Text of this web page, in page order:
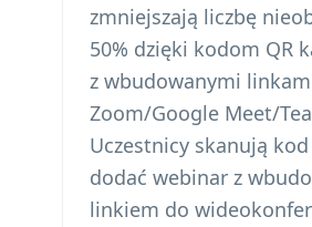
zmniejszają liczbę
50% dzięki kodom QR
z wbudowanymi
Zoom/Google Meet/
Uczestnicy skanują kod
dodać webinar z
linkiem do